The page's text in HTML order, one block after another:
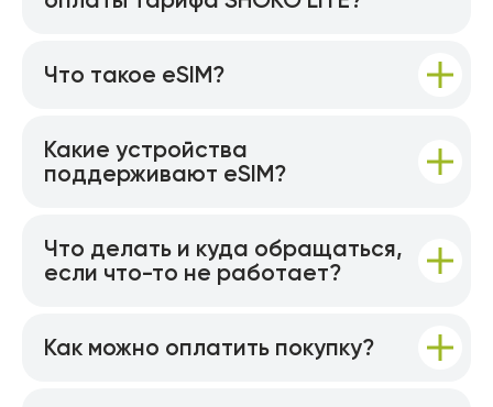
Что такое eSIM?
Какие устройства
поддерживают eSIM?
Что делать и куда обращаться,
если что-то не работает?
Как можно оплатить покупку?